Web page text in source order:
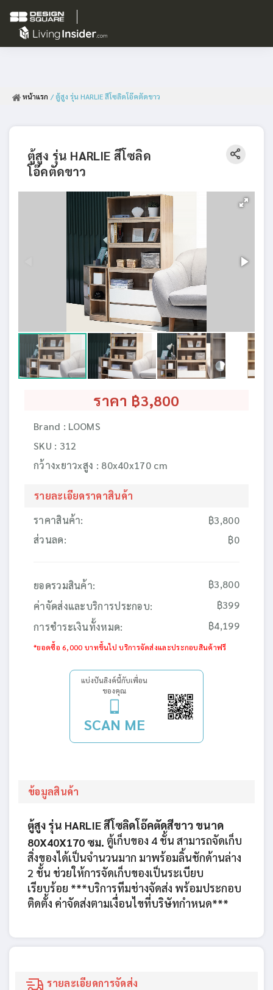
หน้าแรก / ตู้สูง รุ่น HARLIE สีโซลิดโอ๊คตัดขาว
ตู้สูง รุ่น HARLIE สีโซลิด
โอ๊คตัดขาว
ราคา ฿3,800
Brand : LOOMS
SKU : 312
กว้างxยาวxสูง : 80x40x170 cm
รายละเอียดราคาสินค้า
ราคาสินค้า:
ส่วนลด:
฿3,800
฿0
ยอดรวมสินค้า:
฿3,800
ค่าจัดส่งและบริการประกอบ:
฿399
การชำระเงินทั้งหมด:
฿4,199
*ยอดซื้อ 6,000 บาทขึ้นไป บริการจัดส่งและประกอบสินค้าฟรี
แบ่งปันลิงค์นี้กับเพื่อน
ของคุณ
SCAN ME
ข้อมูลสินค้า
ตู้สูง รุ่น HARLIE สีโซลิดโอ๊คตัดสีขาว ขนาด
80X40X170 ซม. ตู้เก็บของ 4 ชั้น สามารถจัดเก็บ
สิ่งของได้เป็นจำนวนมาก มาพร้อมลิ้นชักด้านล่าง
2 ชั้น ช่วยให้การจัดเก็บของเป็นระเบียบ
เรียบร้อย ***บริการทีมช่างจัดส่ง พร้อมประกอบ
ติดตั้ง ค่าจัดส่งตามเงื่อนไขที่บริษัทกำหนด***
รายละเอียดการจัดส่ง